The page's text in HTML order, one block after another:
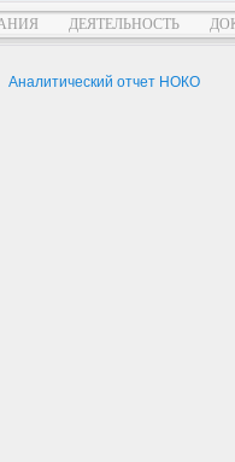
ДЕЯТЕЛЬНОСТЬ
Аналитический отчет НОКО